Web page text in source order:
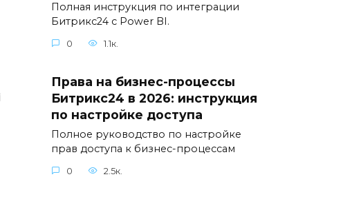
Полная инструкция по интеграции
Битрикс24 с Power BI.
0 1.1к.
Права на бизнес-процессы
Битрикс24 в 2026: инструкция
по настройке доступа
Полное руководство по настройке
прав доступа к бизнес-процессам
0 2.5к.